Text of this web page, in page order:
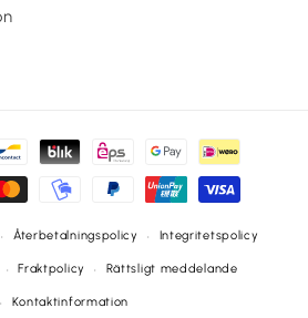
Återbetalningspolicy Integritetspolicy
Fraktpolicy Rättsligt meddelande
Kontaktinformation